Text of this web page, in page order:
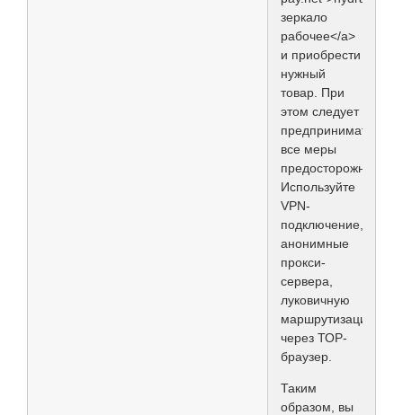
зеркало
рабочее</a>
и приобрести
нужный
товар. При
этом следует
предпринимать
все меры
предосторожности.
Используйте
VPN-
подключение,
анонимные
прокси-
сервера,
луковичную
маршрутизацию
через ТОР-
браузер.
Таким
образом, вы